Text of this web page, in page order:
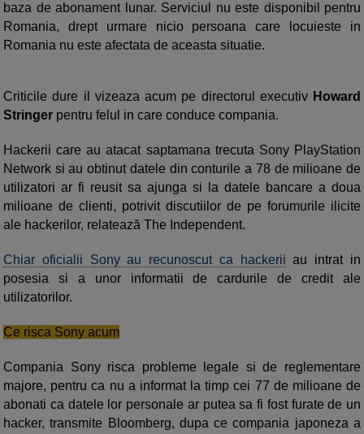
baza de abonament lunar. Serviciul nu este disponibil pentru
Romania, drept urmare nicio persoana care locuieste in
Romania nu este afectata de aceasta situatie.
Criticile dure il vizeaza acum pe directorul executiv Howard
Stringer pentru felul in care conduce compania.
Hackerii care au atacat saptamana trecuta Sony PlayStation
Network si au obtinut datele din conturile a 78 de milioane de
utilizatori ar fi reusit sa ajunga si la datele bancare a doua
milioane de clienti, potrivit discutiilor de pe forumurile ilicite
ale hackerilor, relatează The Independent.
Chiar oficialii Sony au recunoscut ca hackerii au intrat in
posesia si a unor informatii de cardurile de credit ale
utilizatorilor.
Ce risca Sony acum
Compania Sony risca probleme legale si de reglementare
majore, pentru ca nu a informat la timp cei 77 de milioane de
abonati ca datele lor personale ar putea sa fi fost furate de un
hacker, transmite Bloomberg, dupa ce compania japoneza a